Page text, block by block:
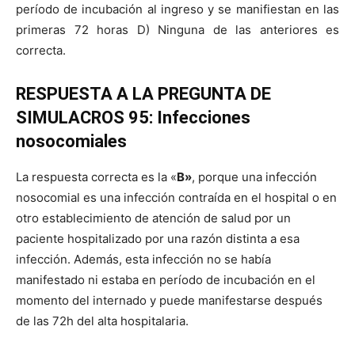
período de incubación al ingreso y se manifiestan en las
primeras 72 horas D) Ninguna de las anteriores es
correcta.
RESPUESTA A LA PREGUNTA DE
SIMULACROS 95: Infecciones
nosocomiales
La respuesta correcta es la «B», porque una infección
nosocomial es una infección contraída en el hospital o en
otro establecimiento de atención de salud por un
paciente hospitalizado por una razón distinta a esa
infección. Además, esta infección no se había
manifestado ni estaba en período de incubación en el
momento del internado y puede manifestarse después
de las 72h del alta hospitalaria.